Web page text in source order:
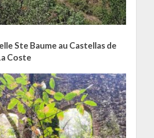
Ste Baume au Castellas de
Coste